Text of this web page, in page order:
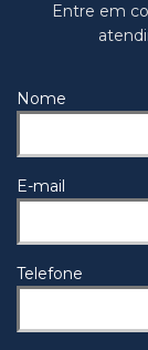
Entre em
Nome
E-mail
Telefone